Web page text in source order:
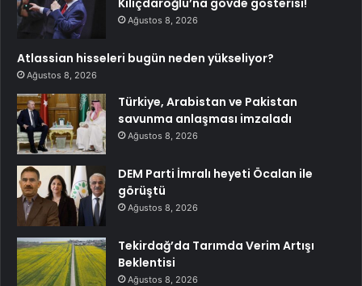
Ağustos 8, 2026
Atlassian hisseleri bugün neden yükseliyor?
Ağustos 8, 2026
Türkiye, Arabistan ve Pakistan
savunma anlaşması imzaladı
Ağustos 8, 2026
DEM Parti İmralı heyeti Öcalan ile
görüştü
Ağustos 8, 2026
Tekirdağ’da Tarımda Verim Artışı
Beklentisi
Ağustos 8, 2026